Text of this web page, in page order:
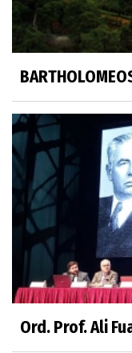
Prof.
"Bir
RIZK
Arşiv
Ord. Prof. Ali